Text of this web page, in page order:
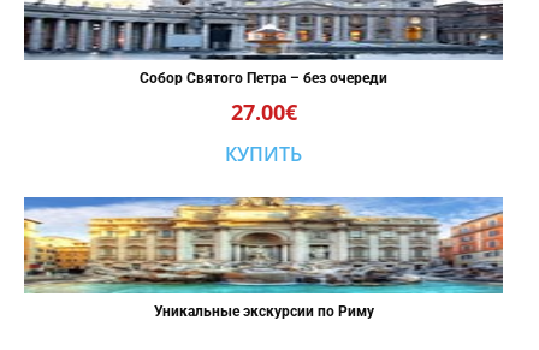
Собор Святого Петра – без очереди
27.00€
КУПИТЬ
Уникальные экскурсии по Риму